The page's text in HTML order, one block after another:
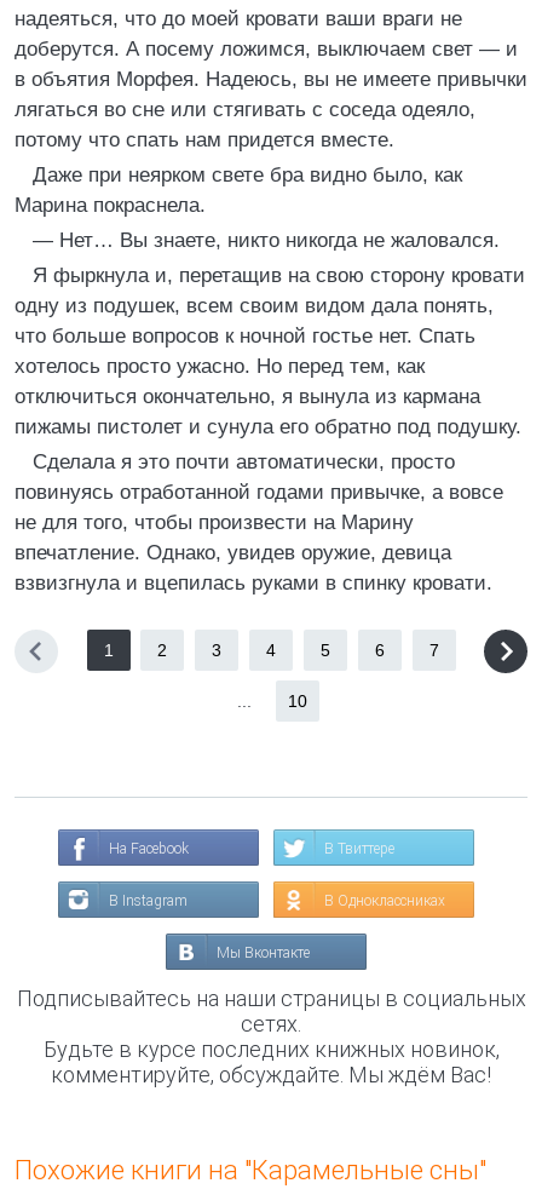
надеяться, что до моей кровати ваши враги не
доберутся. А посему ложимся, выключаем свет — и
в объятия Морфея. Надеюсь, вы не имеете привычки
лягаться во сне или стягивать с соседа одеяло,
потому что спать нам придется вместе.
Даже при неярком свете бра видно было, как
Марина покраснела.
— Нет… Вы знаете, никто никогда не жаловался.
Я фыркнула и, перетащив на свою сторону кровати
одну из подушек, всем своим видом дала понять,
что больше вопросов к ночной гостье нет. Спать
хотелось просто ужасно. Но перед тем, как
отключиться окончательно, я вынула из кармана
пижамы пистолет и сунула его обратно под подушку.
Сделала я это почти автоматически, просто
повинуясь отработанной годами привычке, а вовсе
не для того, чтобы произвести на Марину
впечатление. Однако, увидев оружие, девица
взвизгнула и вцепилась руками в спинку кровати.
1 2 3 4 5 6 7
10
На Facebook В Твиттере
В Instagram В Одноклассниках
Мы Вконтакте
Подписывайтесь на наши страницы в социальных
сетях.
Будьте в курсе последних книжных новинок,
комментируйте, обсуждайте. Мы ждём Вас!
Похожие книги на "Карамельные сны"